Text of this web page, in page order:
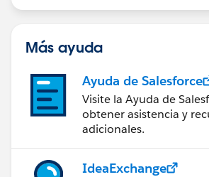
Más ayuda
Ayuda de Salesforce
Visite la Ayuda de
obtener asistencia y
adicionales.
IdeaExchange